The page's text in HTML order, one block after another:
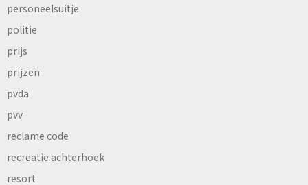
personeelsuitje
politie
prijs
prijzen
pvda
pvv
reclame code
recreatie achterhoek
resort